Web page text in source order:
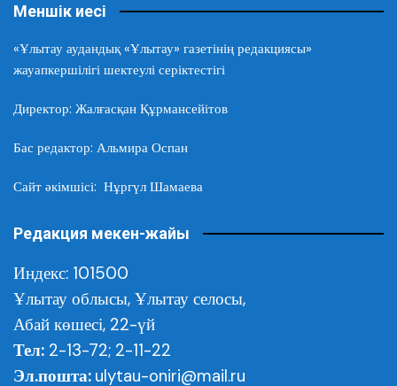
Меншік иесі
«Ұлытау аудандық «Ұлытау» газетінің редакциясы»
жауапкершілігі шектеулі серіктестігі
Директор: Жалғасқан Құрмансейітов
Бас редактор: Альмира Оспан
Сайт әкімшісі: Нұргүл Шамаева
Редакция мекен-жайы
Индекс: 101500
Ұлытау облысы, Ұлытау селосы,
Абай көшесі, 22-үй
Тел: 2-13-72; 2-11-22
Эл.пошта: ulytau-oniri@mail.ru